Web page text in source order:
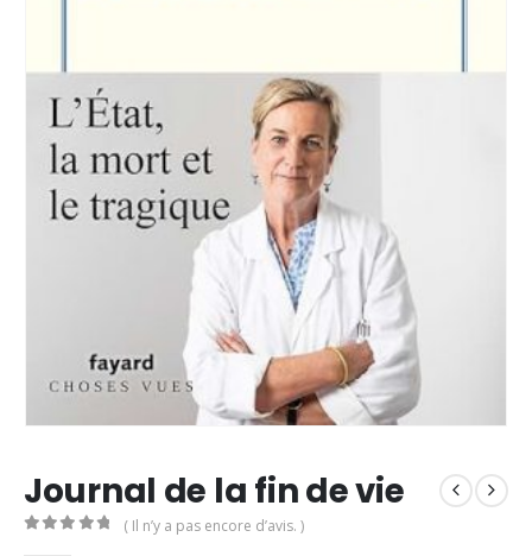
Journal de la fin de vie
( Il n’y a pas encore d’avis. )